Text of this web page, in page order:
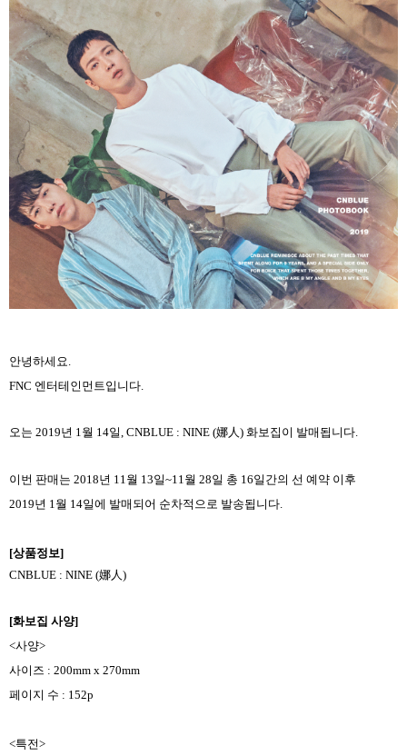
안녕하세요
FNC 엔터테인먼트입니다
오는 2019년 1 월 14일 , CNBLUE : NINE (娜人 ) 화보집이 발매됩니다
이번 판매는 2018년 11 월 13일~11 월 28일 총 16일간의 선 예약 이후
2019년 1 월 14일에 발매되어 순차적으로 발송됩니다
[상품정보]
CNBLUE : NINE (娜人 )
[화보집 사양]
<사양>
사이즈 : 200mm x 270mm
페이지 수 : 152p
<특전>